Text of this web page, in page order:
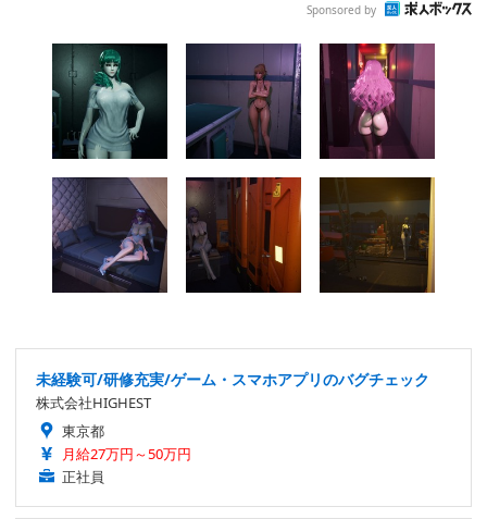
Sponsored by
未経験可/研修充実/ゲーム・スマホアプリのバグチェック
株式会社HIGHEST
東京都
月給27万円～50万円
正社員